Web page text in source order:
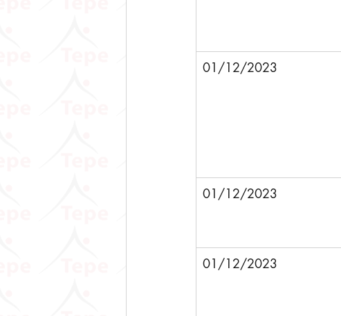
01/12/2023
01/12/2023
01/12/2023